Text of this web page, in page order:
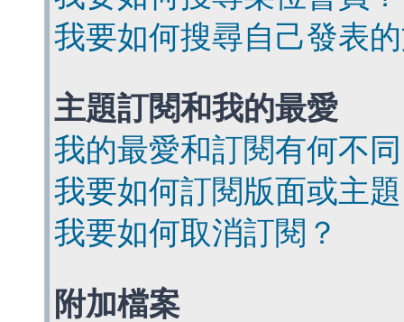
我要如何搜尋自己發表
主題訂閱和我的最愛
我的最愛和訂閱有何不
我要如何訂閱版面或主
我要如何取消訂閱？
附加檔案